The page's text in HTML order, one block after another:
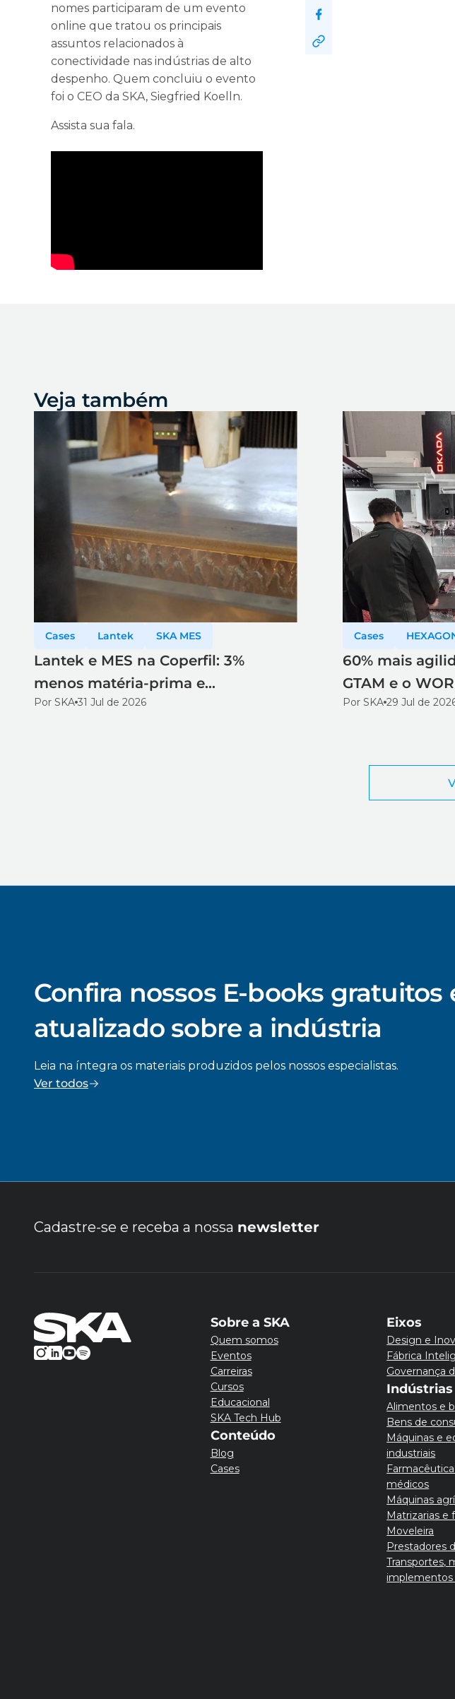
nomes participaram de um evento
online que tratou os principais
assuntos relacionados à
conectividade nas indústrias de alto
despenho. Quem concluiu o evento
foi o CEO da SKA, Siegfried Koelln.
Assista sua fala.
Veja também
Cases Lantek SKA MES
Lantek e MES na Coperfil: 3%
menos matéria-prima e
rastreabilidade total no corte a laser
Por SKA 31 Jul de 2026
Cases
60% mais
GTAM e o
Por SKA 29 Jul de
Confira nossos E-books gratuitos
atualizado sobre a indústria
Leia na íntegra os materiais produzidos pelos nossos especialistas.
Ver todos
Cadastre-se e receba a nossa newsletter
Sobre a SKA
Quem somos
Eventos
Carreiras
Cursos
Educacional
SKA Tech Hub
Conteúdo
Blog
Cases
Eixos
Design e
Fábrica
Governança
Indústrias
Alimentos e
Bens de
Máquinas e
industriais
médicos
Máquinas
Matrizarias e
Moveleira
Prestadores
Transportes,
implementos